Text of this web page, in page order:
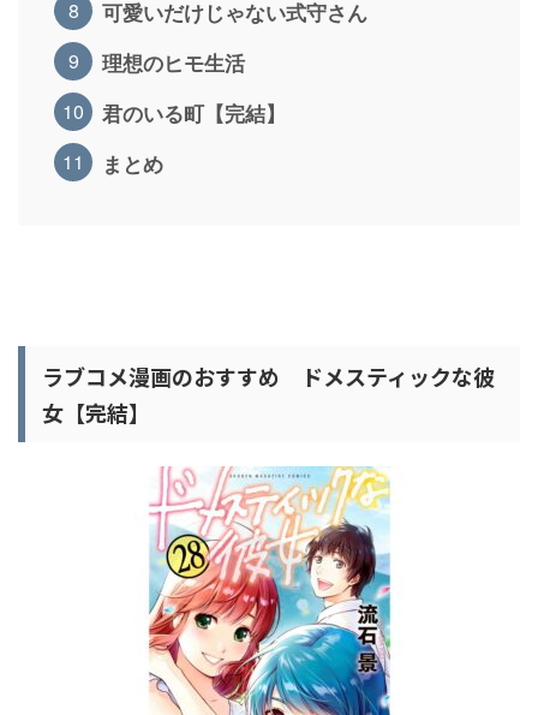
可愛いだけじゃない式守さん
理想のヒモ生活
君のいる町【完結】
まとめ
ラブコメ漫画のおすすめ ドメスティックな彼
女【完結】